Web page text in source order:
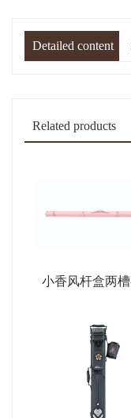
Detailed content
Related products
小香风杆盒两